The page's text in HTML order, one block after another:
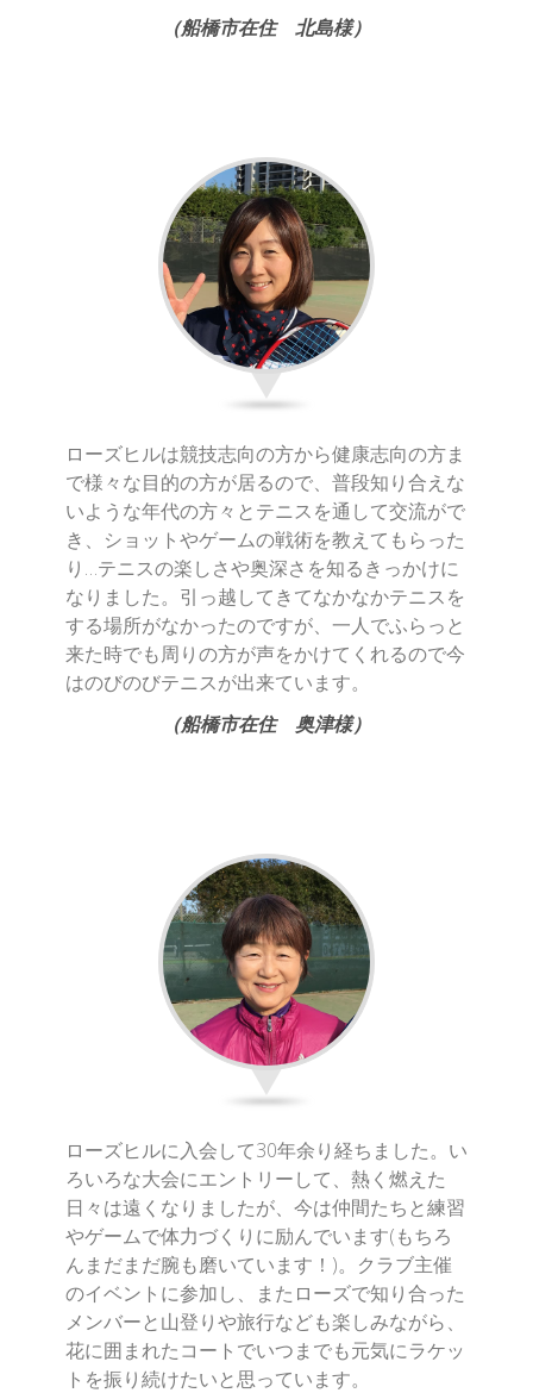
（船橋市在住 北島様）
ローズヒルは競技志向の方から健康志向の方ま
で様々な目的の方が居るので、普段知り合えな
いような年代の方々とテニスを通して交流がで
き、ショットやゲームの戦術を教えてもらった
り…テニスの楽しさや奥深さを知るきっかけに
なりました。引っ越してきてなかなかテニスを
する場所がなかったのですが、一人でふらっと
来た時でも周りの方が声をかけてくれるので今
はのびのびテニスが出来ています。
（船橋市在住 奥津様）
ローズヒルに入会して30年余り経ちました。い
ろいろな大会にエントリーして、熱く燃えた
日々は遠くなりましたが、今は仲間たちと練習
やゲームで体力づくりに励んでいます(もちろ
んまだまだ腕も磨いています！)。クラブ主催
のイベントに参加し、またローズで知り合った
メンバーと山登りや旅行なども楽しみながら、
花に囲まれたコートでいつまでも元気にラケッ
トを振り続けたいと思っています。